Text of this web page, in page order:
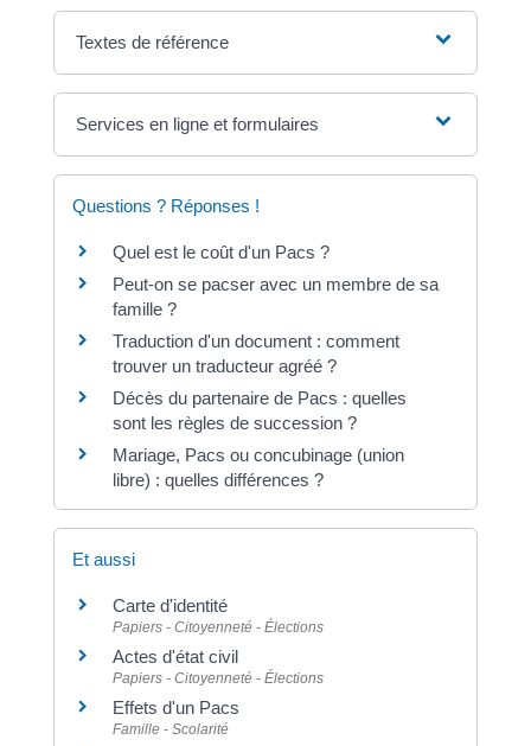
Textes de référence
Services en ligne et formulaires
Questions ? Réponses !
Quel est le coût d'un Pacs ?
Peut-on se pacser avec un membre de sa
famille ?
Traduction d'un document : comment
trouver un traducteur agréé ?
Décès du partenaire de Pacs : quelles
sont les règles de succession ?
Mariage, Pacs ou concubinage (union
libre) : quelles différences ?
Et aussi
Carte d'identité
Papiers - Citoyenneté - Élections
Actes d'état civil
Papiers - Citoyenneté - Élections
Effets d'un Pacs
Famille - Scolarité